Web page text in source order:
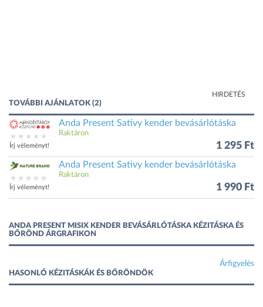
HIRDETÉS
TOVÁBBI AJÁNLATOK (2)
Írj véleményt!
Anda Present Sativy kender bevásárlótáska
Raktáron
1 295 Ft
Írj véleményt!
Anda Present Sativy kender bevásárlótáska
Raktáron
1 990 Ft
ANDA PRESENT MISIX KENDER BEVÁSÁRLÓTÁSKA KÉZITÁSKA ÉS
BŐRÖND ÁRGRAFIKON
Árfigyelés
HASONLÓ KÉZITÁSKÁK ÉS BŐRÖNDÖK